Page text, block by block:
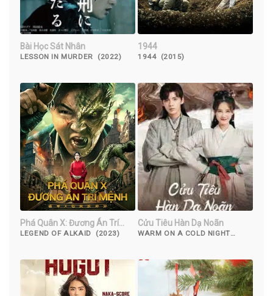
Bài Học Sát Nhân
LESSON IN MURDER (2022)
1944
1944 (2015)
Phá Quân X: Đương Án Trí
Mệnh
LEGEND OF ALKAID (2023)
Cửu Tiêu Hàn Dạ Noãn
WARM ON A COLD NIGHT